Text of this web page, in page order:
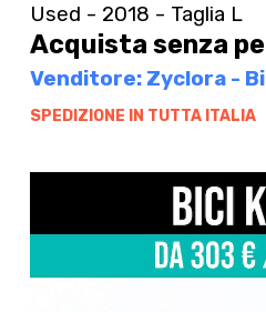
Used - 2018 - Taglia L
Acquista senza
Venditore: Zyclora -
SPEDIZIONE IN TUTTA ITALIA